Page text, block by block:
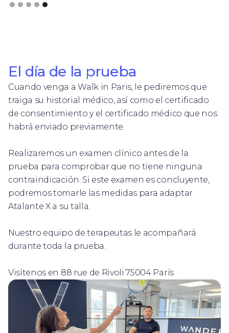
Slide 5 of 5.
El día de la prueba
Cuando venga a Walk in Paris, le pediremos que
traiga su historial médico, así como el certificado
de consentimiento y el certificado médico que nos
habrá enviado previamente.
Realizaremos un examen clínico antes de la
prueba para comprobar que no tiene ninguna
contraindicación. Si este examen es concluyente,
podremos tomarle las medidas para adaptar
Atalante X a su talla.
Nuestro equipo de terapeutas le acompañará
durante toda la prueba.
Visítenos en 88 rue de Rivoli 75004 París